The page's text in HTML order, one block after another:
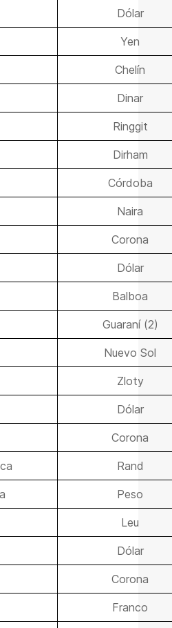
Dólar
Yen
Chelín
Dinar
Ringgit
Dirham
Córdoba
Naira
Corona
Dólar
Balboa
Guaraní (2)
Nuevo Sol
Zloty
Dólar
Corona
Rand
Peso
Leu
Dólar
Corona
Franco